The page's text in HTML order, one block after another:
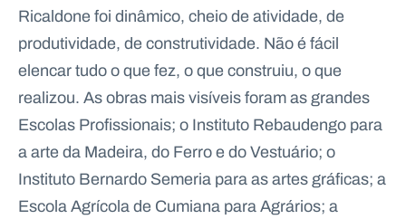
Ricaldone foi dinâmico, cheio de atividade, de
produtividade, de construtividade. Não é fácil
elencar tudo o que fez, o que construiu, o que
realizou. As obras mais visíveis foram as grandes
Escolas Profissionais; o Instituto Rebaudengo para
a arte da Madeira, do Ferro e do Vestuário; o
Instituto Bernardo Semeria para as artes gráficas; a
Escola Agrícola de Cumiana para Agrários; a